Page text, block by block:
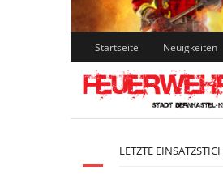
Startseite Neuigkeiten
LETZTE